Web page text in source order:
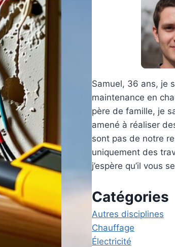
Samuel, 36 ans, je
maintenance en
père de famille, je
amené à réaliser
sont pas de notre
uniquement des
j’espère qu’il vous
Catégories
Autres disciplines
Chauffage
Électricité